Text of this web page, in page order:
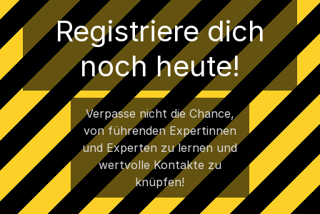
Registriere dich
noch heute!
Verpasse nicht die Chance,
von führenden Expertinnen
und Experten zu lernen und
wertvolle Kontakte zu
knüpfen!